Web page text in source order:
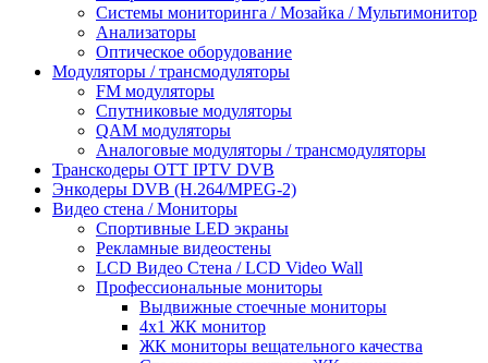
Системы мониторинга / Мозайка / Mультимонитор
Анализаторы
Оптическое оборудование
Модуляторы / трансмодуляторы
FM модуляторы
Спутниковые модуляторы
QAM модуляторы
Аналоговые модуляторы / трансмодуляторы
Транскодеры OTT IPTV DVB
Энкодеры DVB (H.264/MPEG-2)
Видео стена / Мониторы
Спортивные LED экраны
Рекламные видеостены
LCD Видео Cтена / LCD Video Wall
Профессиональные мониторы
Выдвижные стоечные мониторы
4x1 ЖК монитор
ЖК мониторы вещательного качества